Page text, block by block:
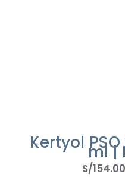
Kertyol ml |
S/154.00